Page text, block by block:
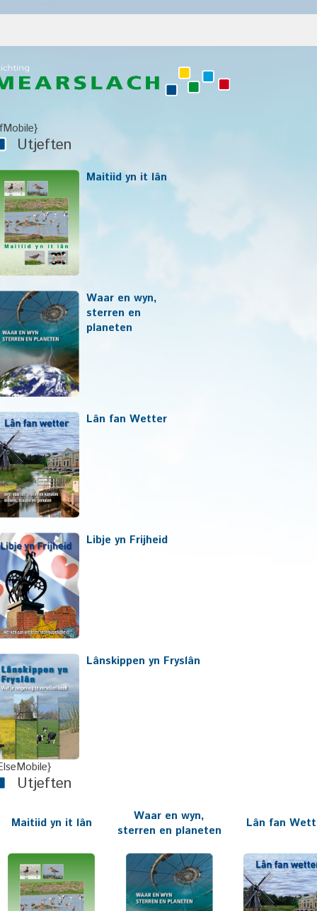
Utjeften
Maitiid yn it lân
Waar en wyn,
sterren en
planeten
Lân fan Wetter
Libje yn Frijheid
Lânskippen yn Fryslân
Utjeften
Maitiid yn it lân
Waar en wyn,
sterren en planeten
Lân fan